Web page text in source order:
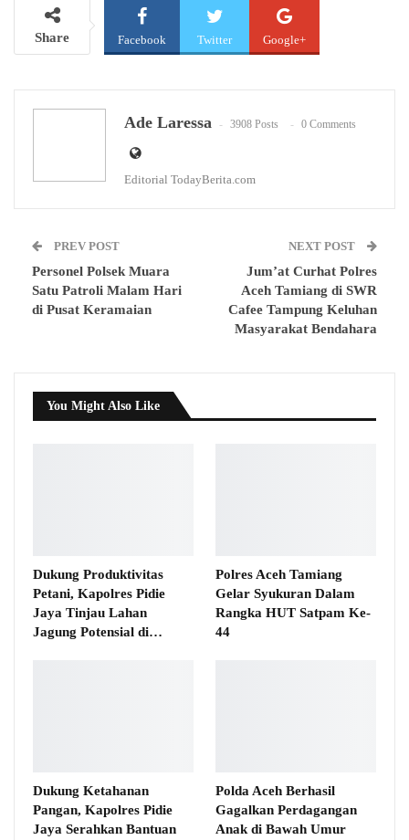
Share Facebook Twitter Google+
Ade Laressa 3908 Posts 0 Comments
Editorial TodayBerita.com
PREV POST
Personel Polsek Muara
Satu Patroli Malam Hari
di Pusat Keramaian
NEXT POST
Jum’at Curhat Polres
Aceh Tamiang di SWR
Cafee Tampung Keluhan
Masyarakat Bendahara
You Might Also Like
Dukung Produktivitas
Petani, Kapolres Pidie
Jaya Tinjau Lahan
Jagung Potensial di…
Polres Aceh Tamiang
Gelar Syukuran Dalam
Rangka HUT Satpam Ke-
44
Dukung Ketahanan
Pangan, Kapolres Pidie
Jaya Serahkan Bantuan
Polda Aceh Berhasil
Gagalkan Perdagangan
Anak di Bawah Umur